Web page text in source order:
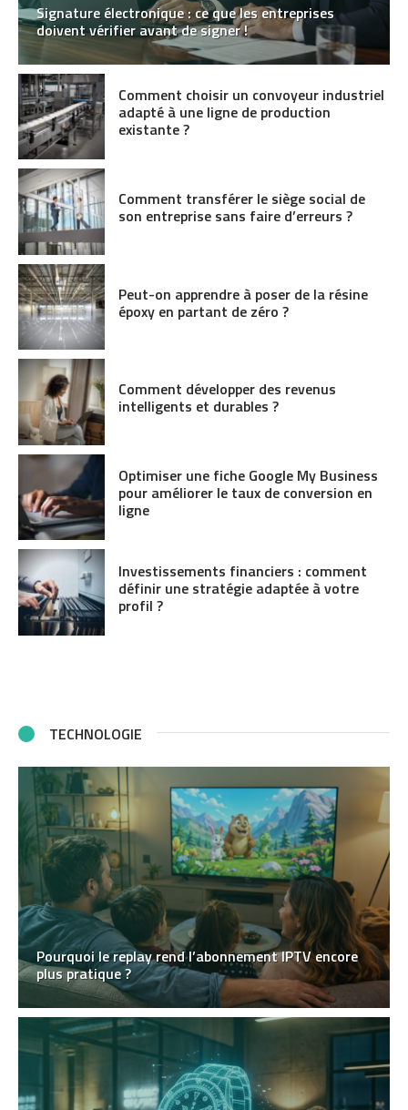
Signature électronique : ce que les entreprises
doivent vérifier avant de signer !
Comment choisir un convoyeur industriel
adapté à une ligne de production
existante ?
Comment transférer le siège social de
son entreprise sans faire d’erreurs ?
Peut-on apprendre à poser de la résine
époxy en partant de zéro ?
Comment développer des revenus
intelligents et durables ?
Optimiser une fiche Google My Business
pour améliorer le taux de conversion en
ligne
Investissements financiers : comment
définir une stratégie adaptée à votre
profil ?
TECHNOLOGIE
Pourquoi le replay rend l’abonnement IPTV encore
plus pratique ?